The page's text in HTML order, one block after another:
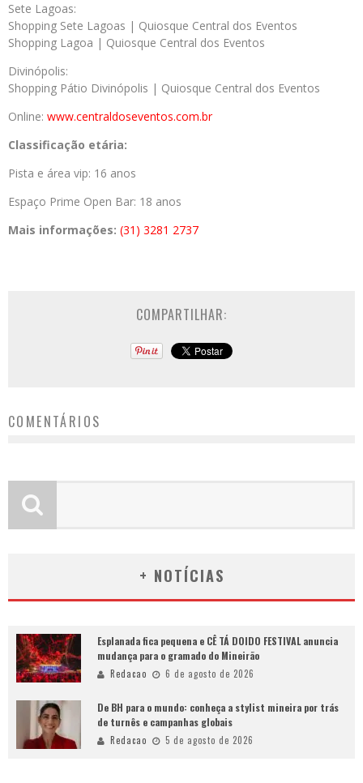
Sete Lagoas:
Shopping Sete Lagoas | Quiosque Central dos Eventos
Shopping Lagoa | Quiosque Central dos Eventos
Divinópolis:
Shopping Pátio Divinópolis | Quiosque Central dos Eventos
Online: www.centraldoseventos.com.br
Classificação etária:
Pista e área vip: 16 anos
Espaço Prime Open Bar: 18 anos
Mais informações: (31) 3281 2737
COMPARTILHAR:
COMENTÁRIOS
+ NOTÍCIAS
Esplanada fica pequena e CÊ TÁ DOIDO FESTIVAL anuncia
mudança para o gramado do Mineirão
Redacao 6 de agosto de 2026
De BH para o mundo: conheça a stylist mineira por trás
de turnês e campanhas globais
Redacao 5 de agosto de 2026